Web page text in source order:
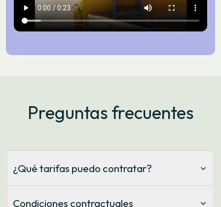
Preguntas frecuentes
¿Qué tarifas puedo contratar?
certificada para tu hogar. La mayoría de las viviendas y
Condiciones contractuales